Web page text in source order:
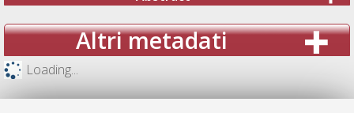
Altri metadati
Loading...